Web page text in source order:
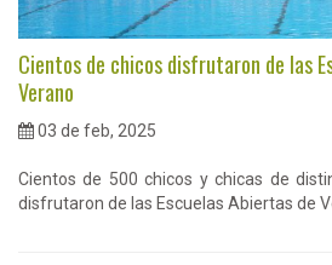
Cientos de chicos disfrutaron de las
Verano
03 de feb, 2025
Cientos de 500 chicos y chicas de
disfrutaron de las Escuelas Abiertas de